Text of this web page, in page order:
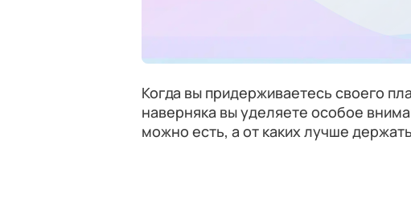
Когда вы придерживаетесь своего
наверняка вы уделяете особое
можно есть, а от каких лучше